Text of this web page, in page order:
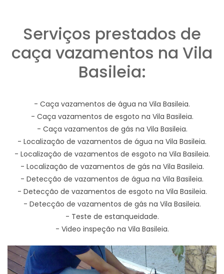
Serviços prestados de
caça vazamentos na Vila
Basileia:
- Caça vazamentos de água na Vila Basileia.
- Caça vazamentos de esgoto na Vila Basileia.
- Caça vazamentos de gás na Vila Basileia.
- Localização de vazamentos de água na Vila Basileia.
- Localização de vazamentos de esgoto na Vila Basileia.
- Localização de vazamentos de gás na Vila Basileia.
- Detecção de vazamentos de água na Vila Basileia.
- Detecção de vazamentos de esgoto na Vila Basileia.
- Detecção de vazamentos de gás na Vila Basileia.
- Teste de estanqueidade.
- Video inspeção na Vila Basileia.